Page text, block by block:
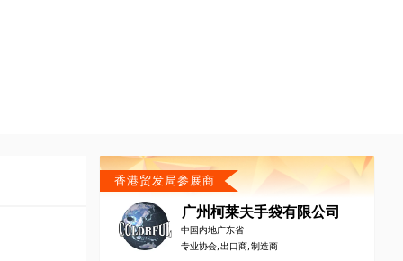
香港贸发局参展商
广州柯莱夫手袋有限公司
中国内地广东省
专业协会, 出口商, 制造商